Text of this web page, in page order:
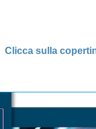
Clicca sulla